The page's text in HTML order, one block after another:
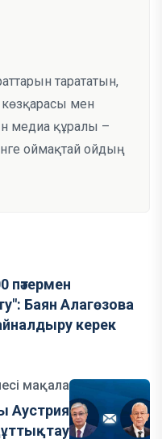
тарататын,
көзқарасы мен
медиа құралы –
оймақтай ойдың
Баян Алагөзова
керек
мақала
Аустрия